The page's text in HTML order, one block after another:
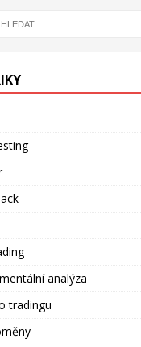
analýza
tradingu